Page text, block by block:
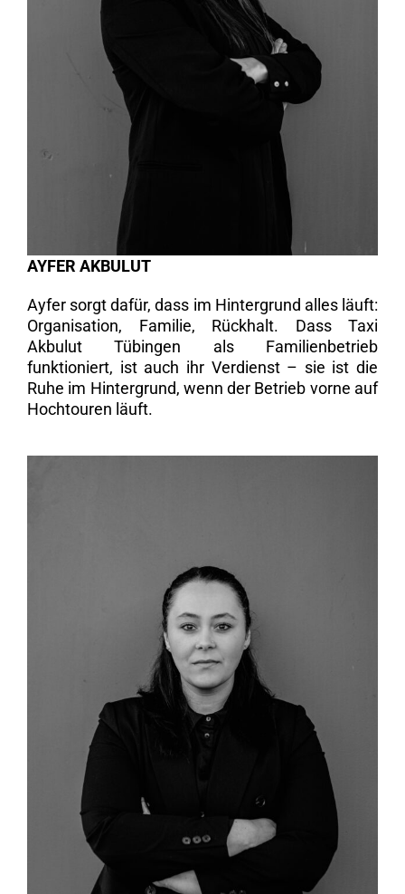
AYFER AKBULUT
Ayfer sorgt dafür, dass im Hintergrund alles läuft:
Organisation, Familie, Rückhalt. Dass Taxi
Akbulut Tübingen als Familienbetrieb
funktioniert, ist auch ihr Verdienst – sie ist die
Ruhe im Hintergrund, wenn der Betrieb vorne auf
Hochtouren läuft.